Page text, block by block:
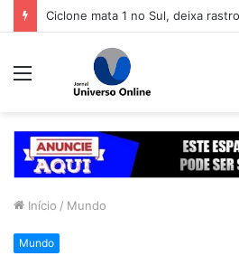
Menu
Início / Mundo
Mundo